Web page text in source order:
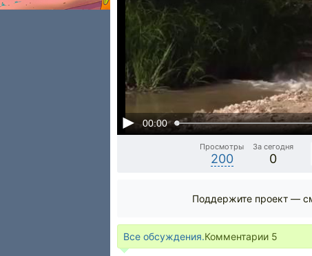
00:00
Просмотры
200
За сегодня
0
Поддержите проект —
Все обсуждения.Комментарии 5